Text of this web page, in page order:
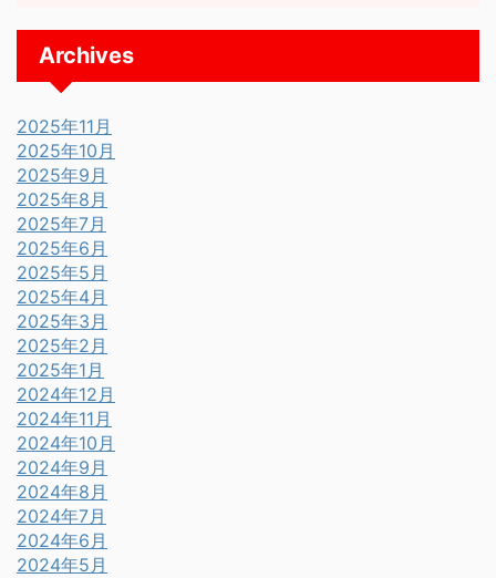
Archives
2025年11月
2025年10月
2025年9月
2025年8月
2025年7月
2025年6月
2025年5月
2025年4月
2025年3月
2025年2月
2025年1月
2024年12月
2024年11月
2024年10月
2024年9月
2024年8月
2024年7月
2024年6月
2024年5月